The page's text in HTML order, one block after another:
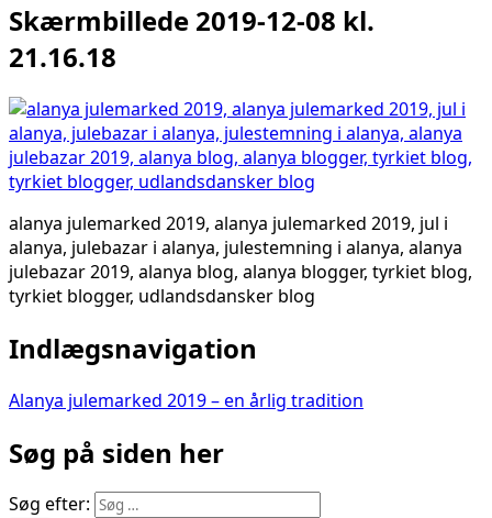
Skærmbillede 2019-12-08 kl.
21.16.18
alanya julemarked 2019, alanya julemarked 2019, jul i
alanya, julebazar i alanya, julestemning i alanya, alanya
julebazar 2019, alanya blog, alanya blogger, tyrkiet blog,
tyrkiet blogger, udlandsdansker blog
Indlægsnavigation
Alanya julemarked 2019 – en årlig tradition
Søg på siden her
Søg efter: